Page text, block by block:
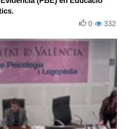
332
0